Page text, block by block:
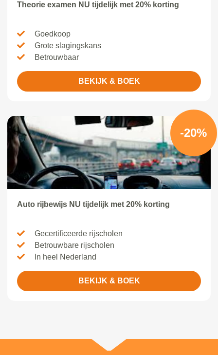
Theorie examen NU tijdelijk met 20% korting
Goedkoop
Grote slagingskans
Betrouwbaar
BEKIJK & BOEK
-20%
Auto rijbewijs NU tijdelijk met 20% korting
Gecertificeerde rijscholen
Betrouwbare rijscholen
In heel Nederland
BEKIJK & BOEK